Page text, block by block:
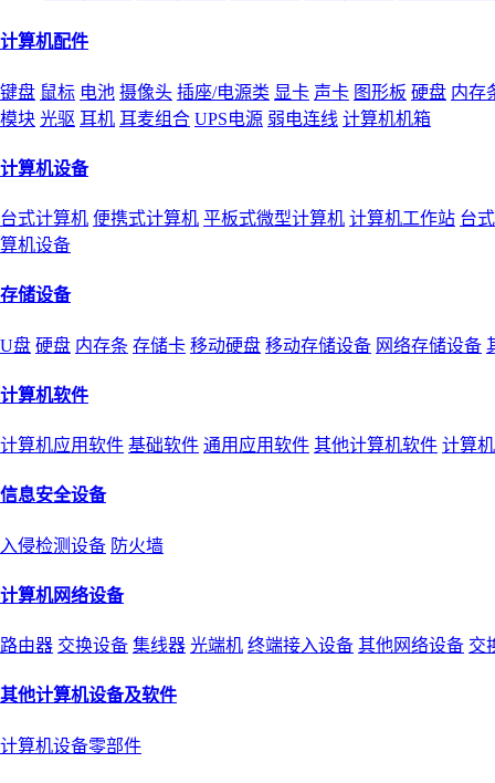
计算机配件
键盘 鼠标 电池 摄像头 插座/电源类 显卡 声卡 图形板 硬盘 内存
模块 光驱 耳机 耳麦组合 UPS电源 弱电连线 计算机机箱
计算机设备
台式计算机 便携式计算机 平板式微型计算机 计算机工作站 台
算机设备
存储设备
U盘 硬盘 内存条 存储卡 移动硬盘 移动存储设备 网络存储设备
计算机软件
计算机应用软件 基础软件 通用应用软件 其他计算机软件 计算
信息安全设备
入侵检测设备 防火墙
计算机网络设备
路由器 交换设备 集线器 光端机 终端接入设备 其他网络设备 交
其他计算机设备及软件
计算机设备零部件